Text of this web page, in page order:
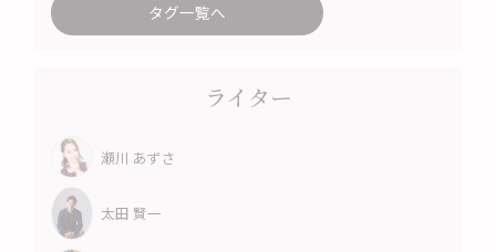
タグ一覧へ
ライター
瀬川 あずさ
太田 賢一